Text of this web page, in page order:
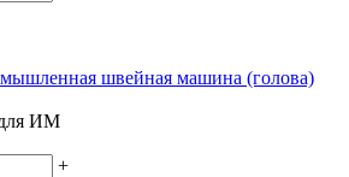
швейная машина (голова)
ИМ
+